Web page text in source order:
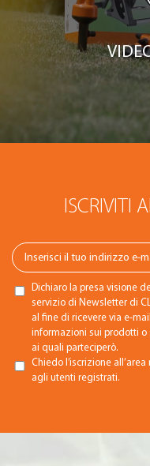
ISCRIVITI
Dichiaro la presa visione
servizio di Newsletter di
al fine di ricevere via e-
informazioni sui prodotti o
ai quali parteciperò.
Chiedo l’iscrizione
agli utenti registrati.